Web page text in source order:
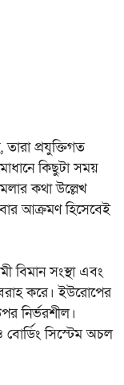
প্রযুক্তিগত
কিছুটা সময়
কথা উল্লেখ
আক্রমণ হিসেবেই
বিমান সংস্থা এবং
করে। ইউরোপের
নির্ভরশীল।
বোর্ডিং সিস্টেম অচল